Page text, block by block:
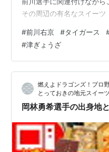
その周辺の有名なスイー
前川選手も地元で親しんで
チン津ぎょうざ90g 6ケ】
取り寄せグルメ B級グル
一等兵】原材料 オール 国
ルメ ゴールドグランプリ
メニ…
#前川右京 #タイガース
#津ぎょうざ
燃えよドラゴンズ！プロ
とっておきの地元スイーツ
岡林勇希選手の出身地